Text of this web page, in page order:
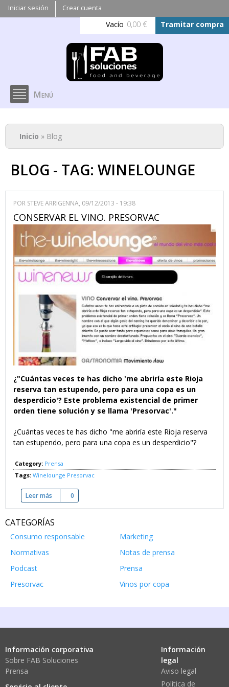
Pasar al
contenido
principal
Iniciar sesión Crear cuenta
Vacío 0,00 € Tramitar compra
Menú
Se encuentra usted aquí
Inicio » Blog
BLOG - TAG: WINELOUNGE
POR STEVE ARRIGENNA, 09/12/2013 - 19:38
CONSERVAR EL VINO. PRESORVAC
¿"Cuántas veces te has dicho 'me abriría este Rioja
reserva tan estupendo, pero para una copa es un
desperdicio'? Este problema existencial de primer
orden tiene solución y se llama 'Presorvac'."
¿Cuántas veces te has dicho "me abriría este Rioja reserva
tan estupendo, pero para una copa es un desperdicio"?
Category: Prensa
Tags: Winelounge Presorvac
Leer más sobre Conservar el vino. Presorvac
0
CATEGORÍAS
Consumo responsable
Marketing
Normativas
Notas de prensa
Podcast
Prensa
Presorvac
Vinos por copa
Información corporativa
Sobre FAB Soluciones
Prensa
Información
legal
Aviso legal
Política de